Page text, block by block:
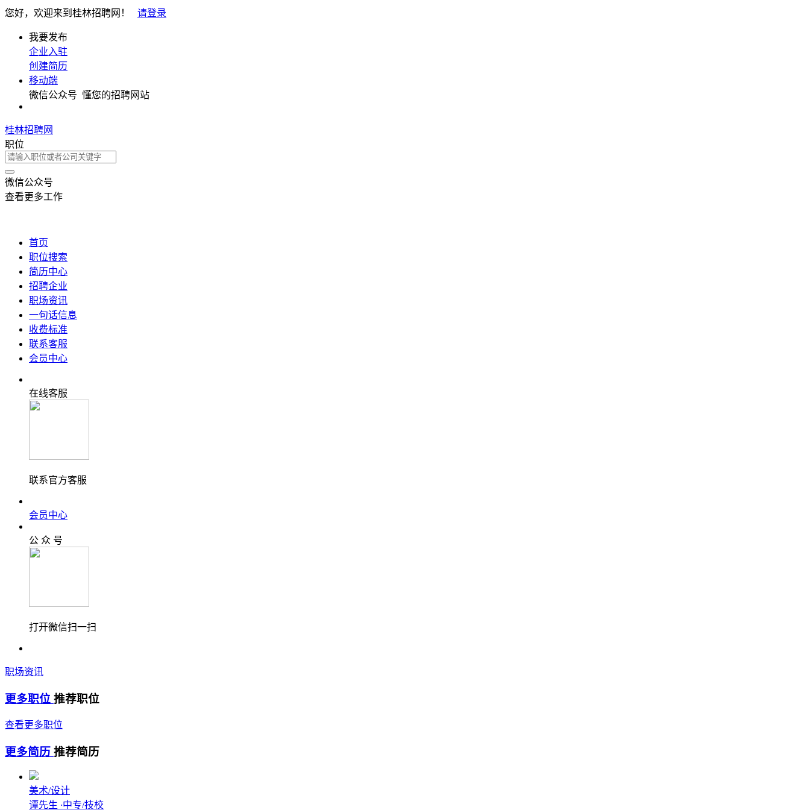
您好，欢迎来到桂林招聘网！ 请登录
我要发布
企业入驻
创建简历
移动端
微信公众号 懂您的招聘网站
桂林招聘网
职位
微信公众号
查看更多工作
首页
职位搜索
简历中心
招聘企业
职场资讯
一句话信息
收费标准
联系客服
会员中心
在线客服
联系官方客服
会员中心
公 众 号
打开微信扫一扫
职场资讯
更多职位 推荐职位
查看更多职位
更多简历 推荐简历
美术/设计
谭先生 ·中专/技校